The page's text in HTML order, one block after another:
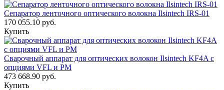
Сепаратор ленточного оптического волокна Ilsintech IRS-01
170 055.10 руб.
Купить
Сварочный аппарат для оптических волокон Ilsintech KF4A с
опциями VFL и PM
473 668.90 руб.
Купить